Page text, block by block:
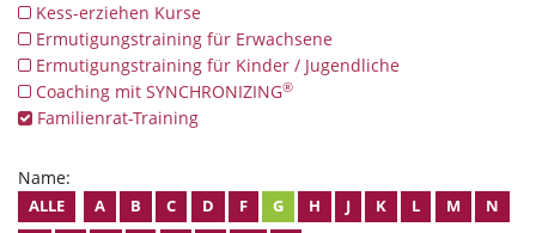
Kess-erziehen Kurse
Ermutigungstraining für Erwachsene
Ermutigungstraining für Kinder / Jugendliche
Coaching mit SYNCHRONIZING®
Familienrat-Training
Name:
ALLE A B C D F G H J K L M
N